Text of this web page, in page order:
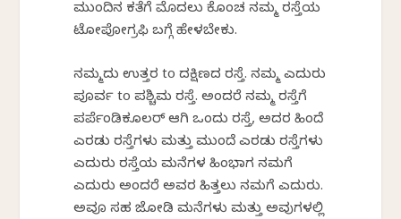
ಮುಂದಿನ ಕತೆಗೆ ಮೊದಲು ಕೊಂಚ ನಮ್ಮ ರಸ್ತೆಯ
ಟೋಪೋಗ್ರಫಿ ಬಗ್ಗೆ ಹೇಳಬೇಕು.
ನಮ್ಮದು ಉತ್ತರ to ದಕ್ಷಿಣದ ರಸ್ತೆ. ನಮ್ಮ ಎದುರು
ಪೂರ್ವ to ಪಶ್ಚಿಮ ರಸ್ತೆ. ಅಂದರೆ ನಮ್ಮ ರಸ್ತೆಗೆ
ಪರ್ಪೆಂಡಿಕೂಲರ್ ಆಗಿ ಒಂದು ರಸ್ತೆ, ಅದರ ಹಿಂದೆ
ಎರಡು ರಸ್ತೆಗಳು ಮತ್ತು ಮುಂದೆ ಎರಡು ರಸ್ತೆಗಳು
ಎದುರು ರಸ್ತೆಯ ಮನೆಗಳ ಹಿಂಭಾಗ ನಮಗೆ
ಎದುರು ಅಂದರೆ ಅವರ ಹಿತ್ತಲು ನಮಗೆ ಎದುರು.
ಅವೂ ಸಹ ಜೋಡಿ ಮನೆಗಳು ಮತ್ತು ಅವುಗಳಲ್ಲಿ